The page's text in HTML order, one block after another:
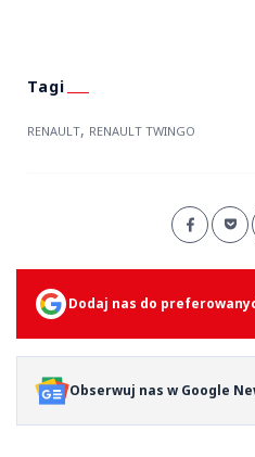
RENAULT, RENAULT TWINGO
Dodaj nas do
Obserwuj nas w Google